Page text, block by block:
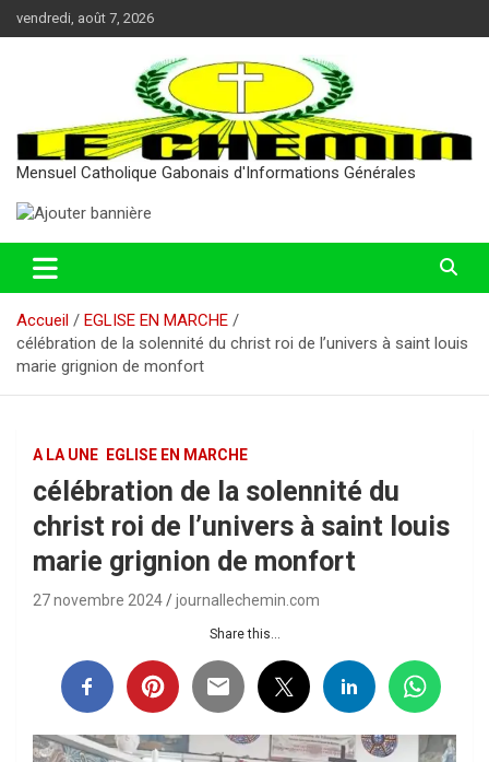
au
vendredi, août 7, 2026
Mensuel Catholique Gabonais d'Informations Générales
Accueil
EGLISE EN MARCHE
célébration de la solennité du christ roi de l’univers à saint louis
marie grignion de monfort
A LA UNE EGLISE EN MARCHE
célébration de la solennité du
christ roi de l’univers à saint louis
marie grignion de monfort
27 novembre 2024 journallechemin.com
Share this...